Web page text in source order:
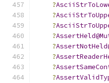
?
?
?
?
?
?
?
?